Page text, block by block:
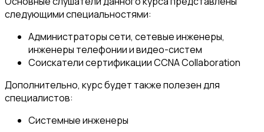
следующими специальностями:
Администраторы сети, сетевые инженеры,
инженеры телефонии и видео-систем
Соискатели сертификации CCNA Collaboration
Дополнительно, курс будет также полезен для
специалистов:
Системные инженеры